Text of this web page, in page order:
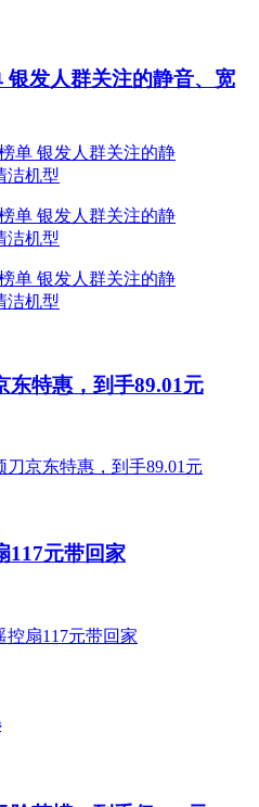
银发人群关注的静音、宽
东特惠，到手89.01元
117元带回家